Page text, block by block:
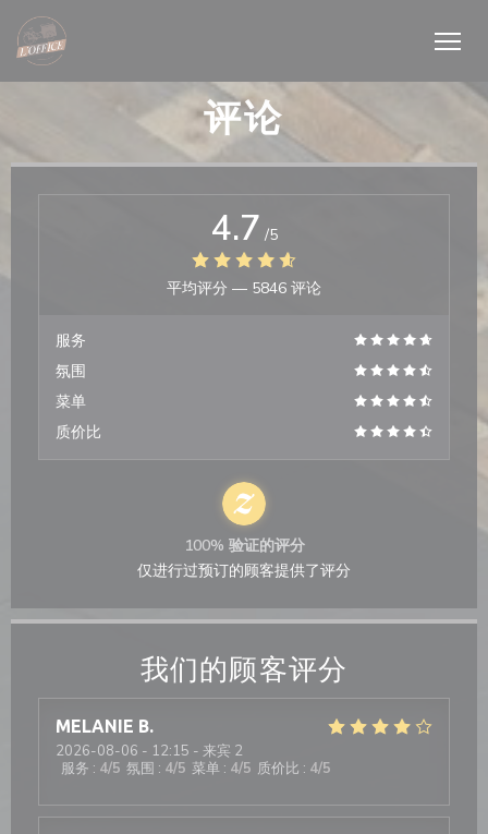
Cookie管理面板
评论
我们的顾客评分
MELANIE B
2026-08-06 - 12:15 - 来宾 2
服务 : 4/5 氛围 : 4/5 菜单 : 4/5 质价比 : 4/5
4.7 /5
平均评分 — 5846 评论
服务
氛围
菜单
质价比
100% 验证的评分
仅进行过预订的顾客提供了评分